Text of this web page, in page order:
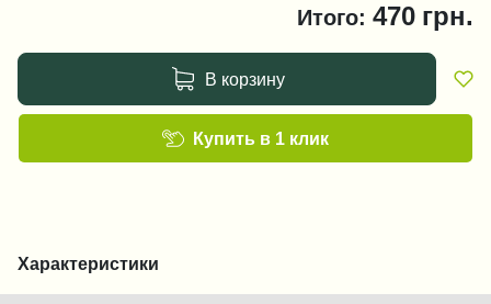
Итого: 470 грн.
В корзину
Купить в 1 клик
Характеристики